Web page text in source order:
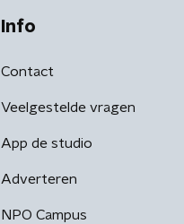
Info
Contact
Veelgestelde vragen
App de studio
Adverteren
NPO Campus